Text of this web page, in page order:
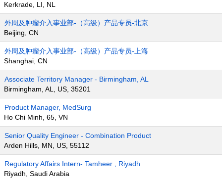
Kerkrade, LI, NL
外周及肿瘤介入事业部-（高级）产品专员-北京
Beijing, CN
外周及肿瘤介入事业部-（高级）产品专员-上海
Shanghai, CN
Associate Territory Manager - Birmingham, AL
Birmingham, AL, US, 35201
Product Manager, MedSurg
Ho Chi Minh, 65, VN
Senior Quality Engineer - Combination Product
Arden Hills, MN, US, 55112
Regulatory Affairs Intern- Tamheer , Riyadh
Riyadh, Saudi Arabia